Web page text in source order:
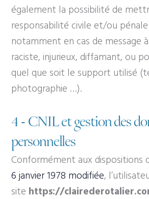
également la possibilité de
responsabilité civile et/ou pénale
notamment en cas de message
raciste, injurieux, diffamant, ou
quel que soit le support utilisé
photographie …).
4 - CNIL et gestion des
personnelles
Conformément aux dispositions
6 janvier 1978 modifiée,
site https://